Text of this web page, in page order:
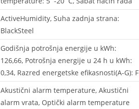
ActiveHumidity, Suha zadnja strana:
BlackSteel
Godišnja potrošnja energije u kWh:
126,66, Potrošnja energije u 24 h u kWh:
0,34, Razred energetske efikasnosti(A-G): F
Akustični alarm temperature, Akustični
alarm vrata, Optički alarm temperature